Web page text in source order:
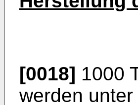
[0018] 1000
werden